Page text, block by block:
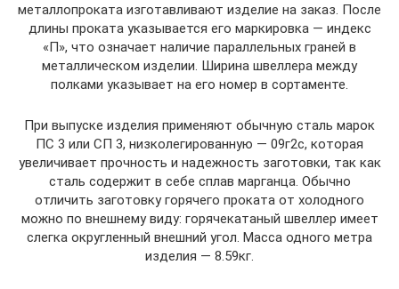
металлопроката изготавливают изделие на заказ. После
длины проката указывается его маркировка — индекс
«П», что означает наличие параллельных граней в
металлическом изделии. Ширина швеллера между
полками указывает на его номер в сортаменте.
При выпуске изделия применяют обычную сталь марок
ПС 3 или СП 3, низколегированную — 09г2с, которая
увеличивает прочность и надежность заготовки, так как
сталь содержит в себе сплав марганца. Обычно
отличить заготовку горячего проката от холодного
можно по внешнему виду: горячекатаный швеллер имеет
слегка округленный внешний угол. Масса одного метра
изделия — 8.59кг.